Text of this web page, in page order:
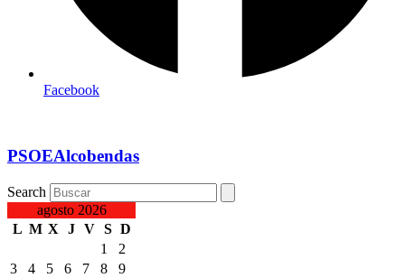
Facebook
PSOEAlcobendas
Search
agosto 2026
L M X J V S D
1
2
3
4 5 6 7 8
9